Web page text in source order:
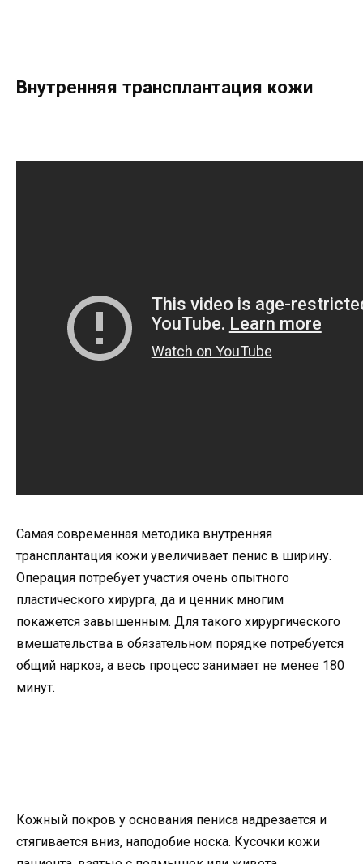
Внутренняя трансплантация кожи
Самая современная методика внутренняя
трансплантация кожи увеличивает пенис в ширину.
Операция потребует участия очень опытного
пластического хирурга, да и ценник многим
покажется завышенным. Для такого хирургического
вмешательства в обязательном порядке потребуется
общий наркоз, а весь процесс занимает не менее 180
минут.
Кожный покров у основания пениса надрезается и
стягивается вниз, наподобие носка. Кусочки кожи